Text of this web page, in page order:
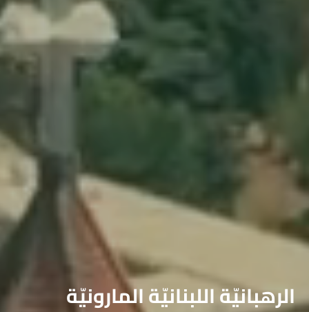
الرهبانيّة اللبنانيّة المارونيّة